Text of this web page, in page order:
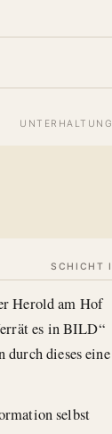
UNTERHALTUNG
SCHICHT I
Herold am Hof
es in BILD“
dieses eine
selbst